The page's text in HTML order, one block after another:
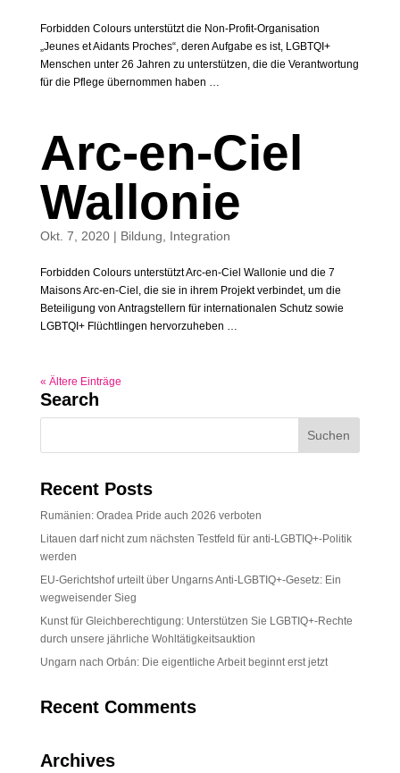
Forbidden Colours unterstützt die Non-Profit-Organisation
„Jeunes et Aidants Proches“, deren Aufgabe es ist, LGBTQI+
Menschen unter 26 Jahren zu unterstützen, die die Verantwortung
für die Pflege übernommen haben …
Arc-en-Ciel
Wallonie
Okt. 7, 2020| Bildung Integration
Forbidden Colours unterstützt Arc-en-Ciel Wallonie und die 7
Maisons Arc-en-Ciel, die sie in ihrem Projekt verbindet, um die
Beteiligung von Antragstellern für internationalen Schutz sowie
LGBTQI+ Flüchtlingen hervorzuheben …
« Ältere Einträge
Search
Recent Posts
Rumänien: Oradea Pride auch 2026 verboten
Litauen darf nicht zum nächsten Testfeld für anti-LGBTIQ+-Politik
werden
EU-Gerichtshof urteilt über Ungarns Anti-LGBTIQ+-Gesetz: Ein
wegweisender Sieg
Kunst für Gleichberechtigung: Unterstützen Sie LGBTIQ+-Rechte
durch unsere jährliche Wohltätigkeitsauktion
Ungarn nach Orbán: Die eigentliche Arbeit beginnt erst jetzt
Recent Comments
Archives